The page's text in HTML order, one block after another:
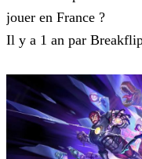
jouer en France ?
Il y a 1 an par